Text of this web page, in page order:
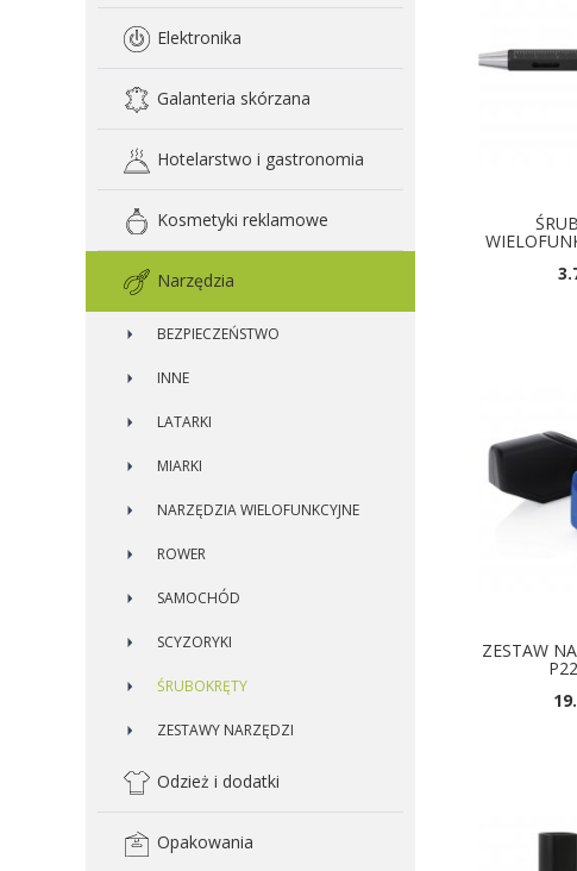
Elektronika
Galanteria skórzana
Hotelarstwo i gastronomia
Kosmetyki reklamowe
Narzędzia
BEZPIECZEŃSTWO
INNE
LATARKI
MIARKI
NARZĘDZIA WIELOFUNKCYJNE
ROWER
SAMOCHÓD
SCYZORYKI
ŚRUBOKRĘTY
ZESTAWY NARZĘDZI
Odzież i dodatki
Opakowania
ZESTAW